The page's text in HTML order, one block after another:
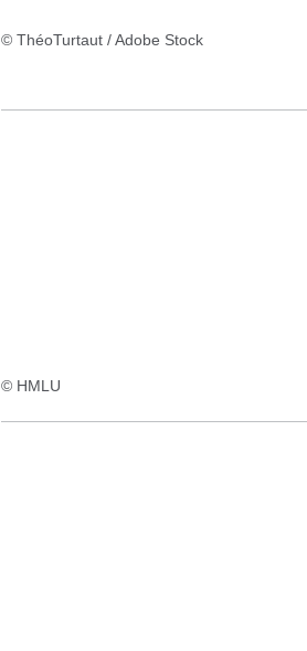
© ThéoTurtaut / Adobe Stock
© HMLU